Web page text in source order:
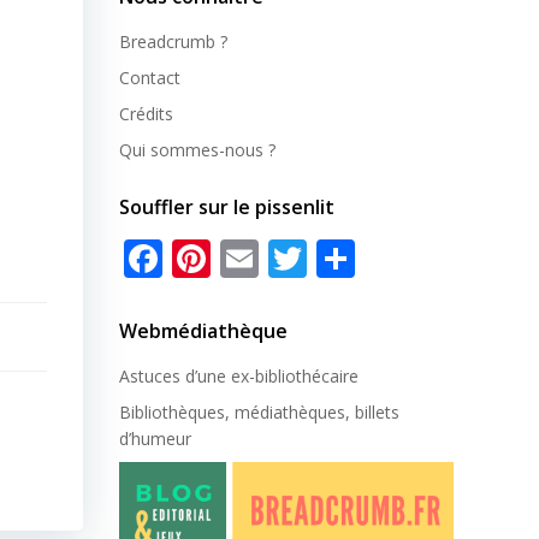
Breadcrumb ?
Contact
Crédits
Qui sommes-nous ?
Souffler sur le pissenlit
Facebook
Pinterest
EmailTwitter
Webmédiathèque
Astuces d’une ex-bibliothécaire
Bibliothèques, médiathèques, billets
d’humeur